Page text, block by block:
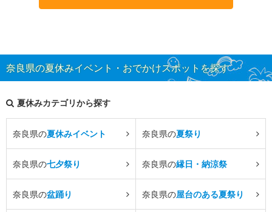
奈良県の夏休みイベント・おでかけスポットを探す
夏休みカテゴリから探す
奈良県の夏休みイベント 奈良県の夏祭り
奈良県の七夕祭り 奈良県の縁日・納涼祭
奈良県の盆踊り 奈良県の屋台のある夏祭り